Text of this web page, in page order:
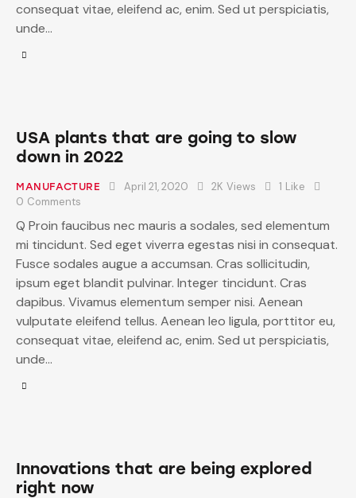
consequat vitae, eleifend ac, enim. Sed ut perspiciatis,
unde…
USA plants that are going to slow
down in 2022
MANUFACTURE April 21, 2020 2K Views 1 Like
0 Comments
Q Proin faucibus nec mauris a sodales, sed elementum
mi tincidunt. Sed eget viverra egestas nisi in consequat.
Fusce sodales augue a accumsan. Cras sollicitudin,
ipsum eget blandit pulvinar. Integer tincidunt. Cras
dapibus. Vivamus elementum semper nisi. Aenean
vulputate eleifend tellus. Aenean leo ligula, porttitor eu,
consequat vitae, eleifend ac, enim. Sed ut perspiciatis,
unde…
Innovations that are being explored
right now